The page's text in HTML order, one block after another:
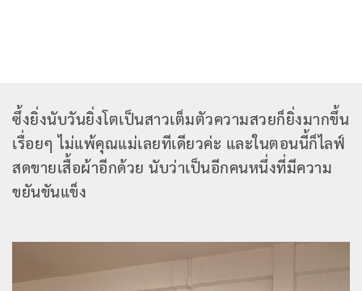
ซึ้งยิ่งนับวันยิ่งโตเป็นสาวเต็มตัวความสวยก็ยิ่งมากขึ้น
เรื่อยๆ ไม่แพ้คุณแม่เลยทีเดียวค่ะ และในตอนนี้ก็ไลฟ์
สดขายเสื้อผ้าอีกด้วย นับว่าเป็นอีกคนหนึ่งที่มีความ
ขยันขันแข็ง